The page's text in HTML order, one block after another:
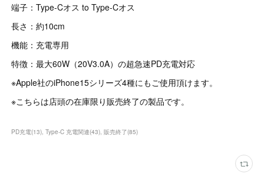
端子：Type-Cオス to Type-Cオス
長さ：約10cm
機能：充電専用
特徴：最大60W（20V3.0A）の超急速PD充電対応
※Apple社のiPhone15シリーズ4種にもご使用頂けます。
※こちらは店頭の在庫限り販売終了の製品です。
PD充電(13) Type-C 充電関連(43) 販売終了(85)